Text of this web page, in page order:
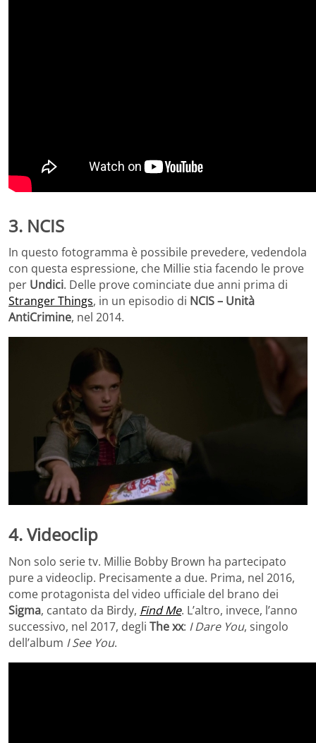
3. NCIS
In questo fotogramma è possibile prevedere, vedendola
con questa espressione, che Millie stia facendo le prove
per Undici. Delle prove cominciate due anni prima di
Stranger Things, in un episodio di NCIS – Unità
AntiCrimine, nel 2014.
4. Videoclip
Non solo serie tv. Millie Bobby Brown ha partecipato
pure a videoclip. Precisamente a due. Prima, nel 2016,
come protagonista del video ufficiale del brano dei
Sigma, cantato da Birdy, Find Me. L’altro, invece, l’anno
successivo, nel 2017, degli The xx: I Dare You, singolo
dell’album I See You.